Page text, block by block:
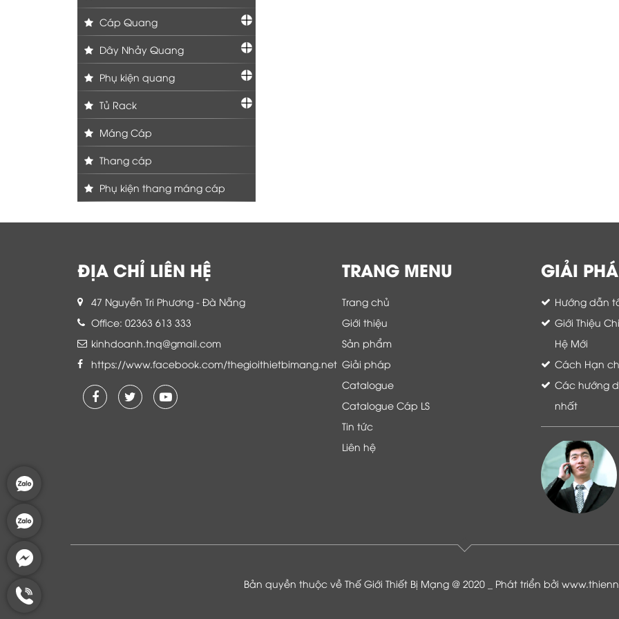
Cáp Quang
Dây Nhảy Quang
Phụ kiện quang
Tủ Rack
Máng Cáp
Thang cáp
Phụ kiện thang máng cáp
ĐỊA CHỈ LIÊN HỆ
47 Nguyễn Tri Phương - Đà Nẵng
Office: 02363 613 333
kinhdoanh.tnq@gmail.com
https://www.facebook.com/thegioithietbimang.net
TRANG MENU
Trang chủ
Giới thiệu
Sản phẩm
Giải pháp
Catalogue
Catalogue Cáp LS
Tin tức
Liên hệ
GIẢI
Hướng dẫn
Giới Thiệu
Hệ Mới
Cách Hạn
Các hướng
nhất
tâm và tin tưởng đội ngũ kỹ thuật, chăm
sóc khách hàng luôn hỗ trợ khách hàng
Là khách hàng đang sử dụng dịch vụ của
Bản quyền thuộc về Thế Giới Thiết Bị Mạng @ 2020 _ Phát triển bởi